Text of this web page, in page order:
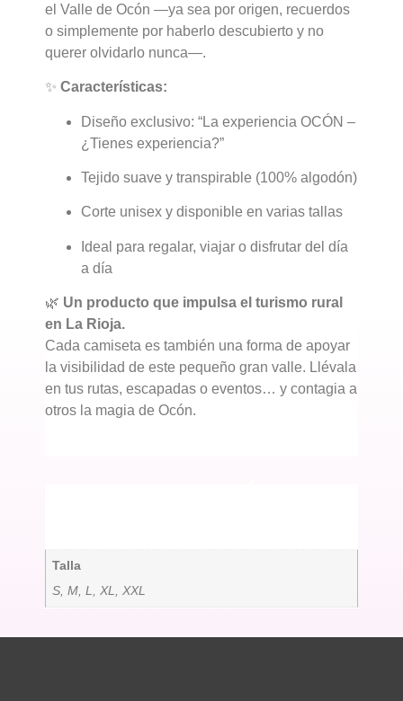
el Valle de Ocón —ya sea por origen, recuerdos
o simplemente por haberlo descubierto y no
querer olvidarlo nunca—.
✨ Características:
Diseño exclusivo: “La experiencia OCÓN –
¿Tienes experiencia?”
Tejido suave y transpirable (100% algodón)
Corte unisex y disponible en varias tallas
Ideal para regalar, viajar o disfrutar del día
a día
🌿 Un producto que impulsa el turismo rural
en La Rioja.
Cada camiseta es también una forma de apoyar
la visibilidad de este pequeño gran valle. Llévala
en tus rutas, escapadas o eventos… y contagia a
otros la magia de Ocón.
Talla
S, M, L, XL, XXL